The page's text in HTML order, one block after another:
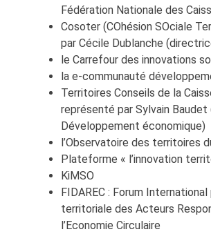
Fédération Nationale des
Cosoter (COhésion SOciale
par Cécile Dublanche
le Carrefour des innovations
la e-communauté
Territoires Conseils de la
représenté par Sylvain Baudet
Développement économique)
l’Observatoire des territoires
Plateforme « l’innovation
KiMSO
FIDAREC : Forum
territoriale des Acteurs
l’Economie Circulaire